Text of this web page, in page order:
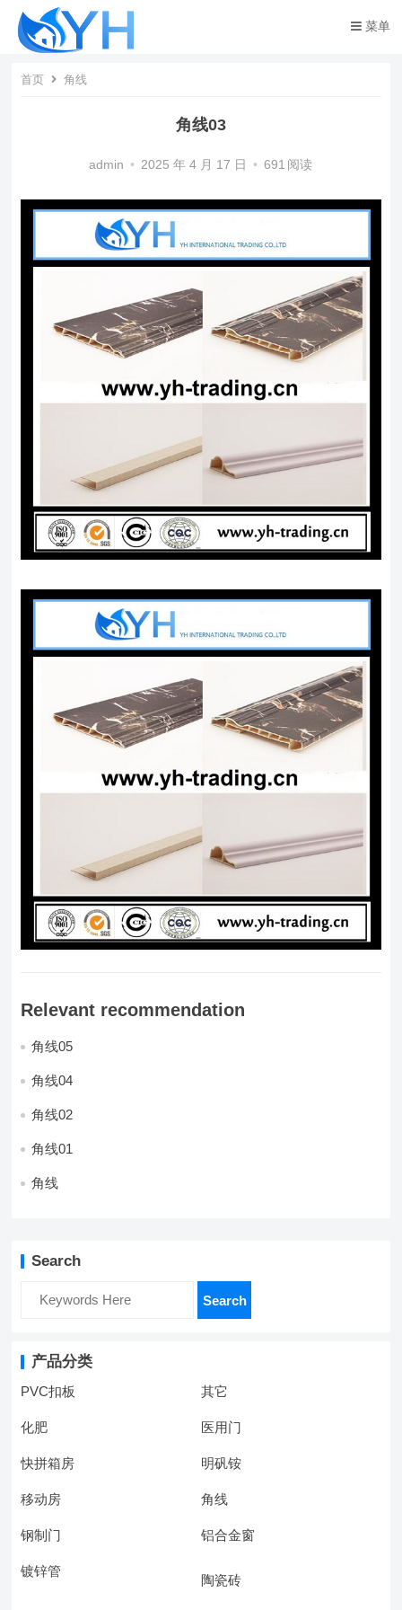
菜单
首页 角线
角线03
admin • 2025 年 4 月 17 日 • 691 阅读
Relevant recommendation
角线05
角线04
角线02
角线01
角线
Search
Search
产品分类
PVC扣板 其它
化肥 医用门
快拼箱房 明矾铵
移动房 角线
钢制门 铝合金窗
镀锌管
陶瓷砖